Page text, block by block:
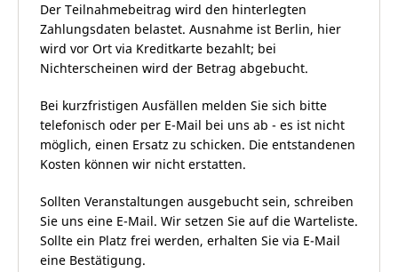
Der Teilnahmebeitrag wird den hinterlegten
Zahlungsdaten belastet. Ausnahme ist Berlin, hier
wird vor Ort via Kreditkarte bezahlt; bei
Nichterscheinen wird der Betrag abgebucht.
Bei kurzfristigen Ausfällen melden Sie sich bitte
telefonisch oder per E-Mail bei uns ab - es ist nicht
möglich, einen Ersatz zu schicken. Die entstandenen
Kosten können wir nicht erstatten.
Sollten Veranstaltungen ausgebucht sein, schreiben
Sie uns eine E-Mail. Wir setzen Sie auf die Warteliste.
Sollte ein Platz frei werden, erhalten Sie via E-Mail
eine Bestätigung.